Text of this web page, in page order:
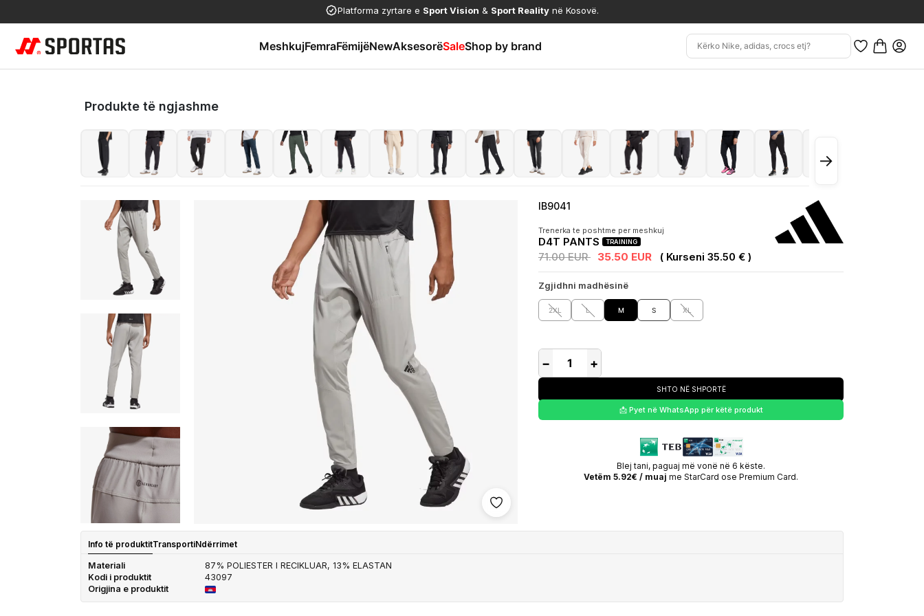
Platforma zyrtare e Sport Vision & Sport Reality në Kosovë.
MeshkujFemraFëmijëNewAksesorëSaleShop by brand
Produkte të ngjashme
→
Shto në wishlist
IB9041
Trenerka te poshtme per meshkuj
D4T PANTS TRAINING
71.00 EUR 35.50 EUR ( Kurseni 35.50 € )
Zgjidhni madhësinë
2XL L M S XL
− +
SHTO NË SHPORTË
📩 Pyet në WhatsApp për këtë produkt
Blej tani, paguaj më vonë në 6 këste.
Vetëm 5.92€ / muaj me StarCard ose Premium Card.
Info të produktitTransportiNdërrimet
Materiali
87% POLIESTER I RECIKLUAR, 13% ELASTAN
Kodi i produktit
43097
Origjina e produktit